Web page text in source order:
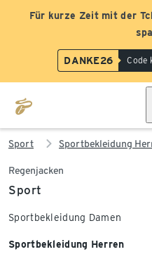
Für kurze Zeit mit der
DANKE26 Code
Sport Sportbekleidung
Regenjacken
Sport
Sportbekleidung Damen
Sportbekleidung Herren